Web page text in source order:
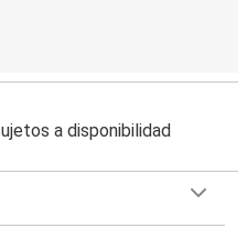
a disponibilidad